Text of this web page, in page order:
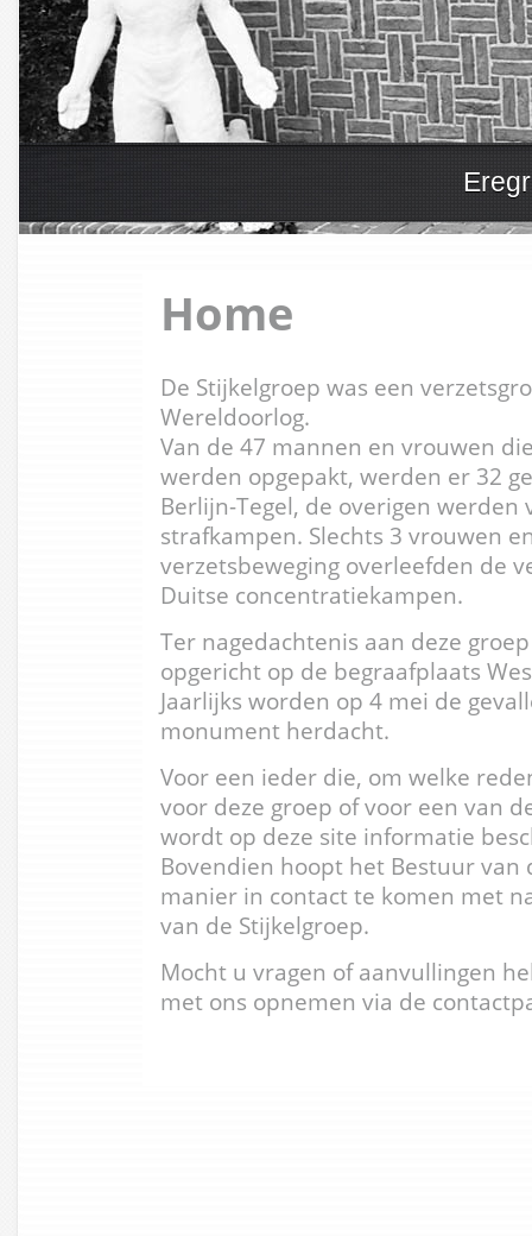
Home
De Stijkelgroep was een
Wereldoorlog.
Van de 47 mannen en vrouwen
werden opgepakt, werden er 32
Berlijn-Tegel, de overigen
strafkampen. Slechts 3 vrouwen
verzetsbeweging overleefden de
Duitse concentratiekampen.
Ter nagedachtenis aan deze
opgericht op de begraafplaats
Jaarlijks worden op 4 mei de
monument herdacht.
Voor een ieder die, om welke
voor deze groep of voor een van
wordt op deze site informatie
Bovendien hoopt het Bestuur van
manier in contact te komen met
van de Stijkelgroep.
Mocht u vragen of aanvullingen
met ons opnemen via de